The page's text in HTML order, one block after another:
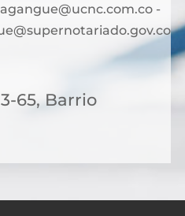
-
3-65, Barrio